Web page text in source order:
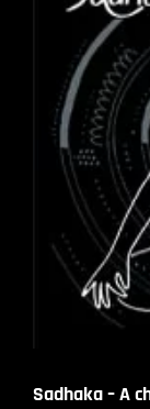
Sadhaka – A